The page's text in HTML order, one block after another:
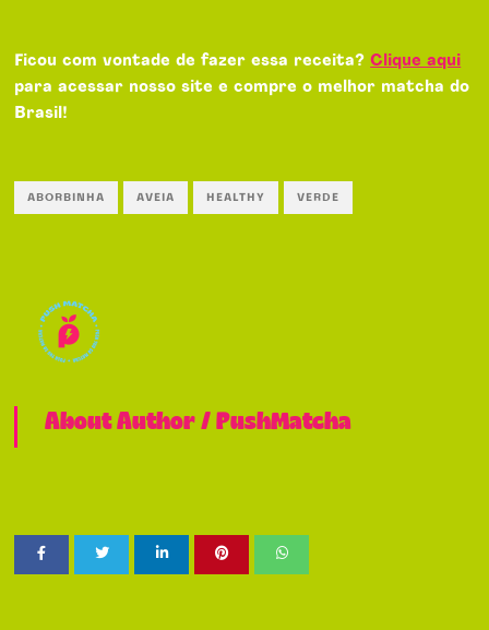
Ficou com vontade de fazer essa receita?Clique aqui
para acessar nosso site e compre o melhor matcha do
Brasil!
ABORBINHA AVEIA HEALTHY VERDE
About Author /PushMatcha